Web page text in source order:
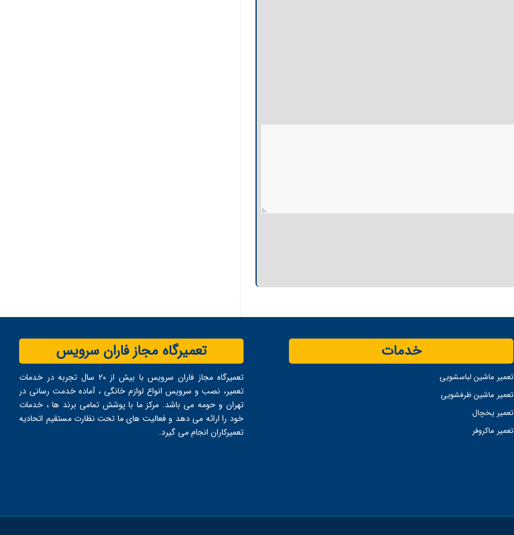
خدمات
تعمیر ماشین لباسشویی
تعمیر ماشین ظرفشویی
تعمیر یخچال
تعمیر ماکروفر
تعمیرگاه مجاز فاران سرویس
تعمیرگاه مجاز فاران سرویس با بیش از ۲۰ سال تجربه در خدمات
تعمیر، نصب و سرویس انواع لوازم خانگی ، آماده خدمت ‌رسانی در
تهران و حومه می ‌باشد. مرکز ما با پوشش تمامی برند ها ، خدمات
خود را ارائه می ‌دهد و فعالیت های ما تحت نظارت مستقیم اتحادیه
تعمیرکاران انجام می ‌گیرد.